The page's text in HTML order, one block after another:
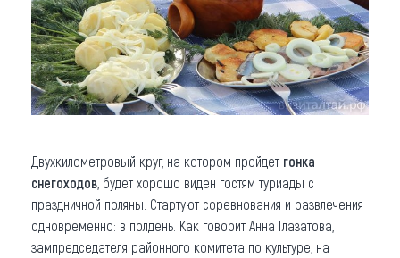
Двухкилометровый круг, на котором пройдет гонка
снегоходов , будет хорошо виден гостям туриады с
праздничной поляны. Стартуют соревнования и развлечения
одновременно: в полдень. Как говорит Анна Глазатова,
зампредседателя районного комитета по культуре, на